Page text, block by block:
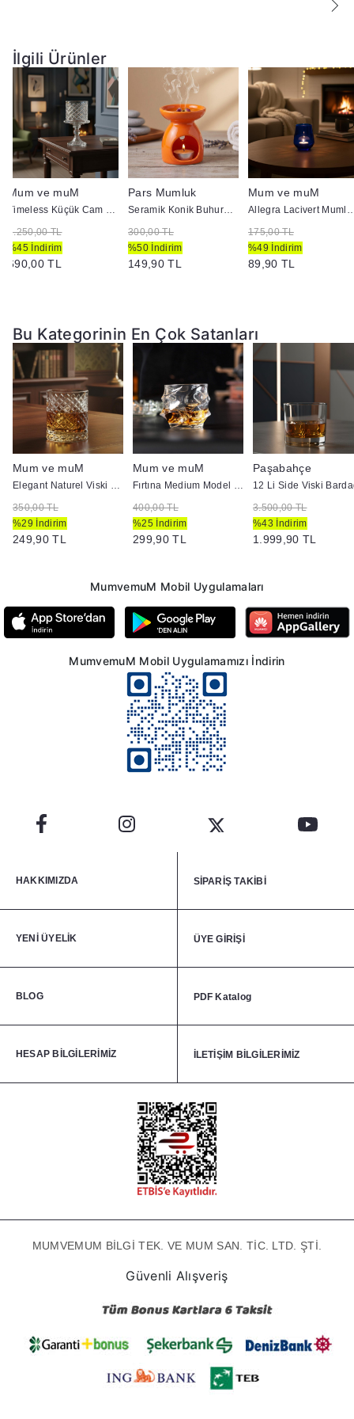
Yıkama Talimatı: Ürünlerimiz %100 El Yapımı
Olduğundan Lütfen Elde Yıkayınız.
Paket İçeriği : 1 Adet Bardak Gönderilmektedir.
İlgili Ürünler
Mum ve muM
Timeless Küçük Cam Mumluk
1.250,00 TL
%45 İndirim
690,00 TL
Pars Mumluk
Seramik Konik Buhurdanlık Turuncu
300,00 TL
%50 İndirim
149,90 TL
Mum ve muM
Allegra Lacivert
175,00 TL
%49 İndirim
89,90 TL
Bu Kategorinin En Çok Satanları
Mum ve muM
Elegant Naturel Viski Bardak
350,00 TL
%29 İndirim
249,90 TL
Mum ve muM
Fırtına Medium Model Lüx Cam Bardak
400,00 TL
%25 İndirim
299,90 TL
Paşabahçe
12 Li Side Viski
3.500,00 TL
%43 İndirim
1.999,90 TL
MumvemuM Mobil Uygulamaları
MumvemuM Mobil Uygulamamızı İndirin
HAKKIMIZDA SİPARİŞ TAKİBİ
YENİ ÜYELİK ÜYE GİRİŞİ
BLOG PDF Katalog
HESAP BİLGİLERİMİZ İLETİŞİM BİLGİLERİMİZ
MUMVEMUM BİLGİ TEK. VE MUM SAN. TİC. LTD. ŞTİ.
Güvenli Alışveriş